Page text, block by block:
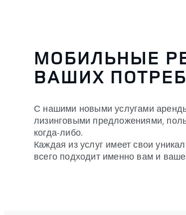
МОБИЛЬНЫЕ
ВАШИХ
С нашими новыми услугами
лизинговыми предложениями,
когда-либо.
Каждая из услуг имеет свои
всего подходит именно вам и